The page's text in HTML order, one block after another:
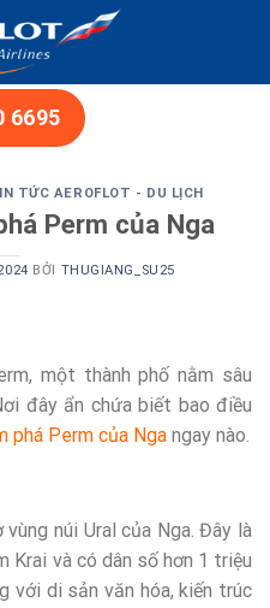
6695
TỨC AEROFLOT - DU LỊCH
Perm của Nga
BỞI THUGIANG_SU25
một thành phố nằm sâu
đây ẩn chứa biết bao điều
phá Perm của Nga ngay nào.
núi Ural của Nga. Đây là
Krai và có dân số hơn 1 triệu
với di sản văn hóa, kiến ​​trúc